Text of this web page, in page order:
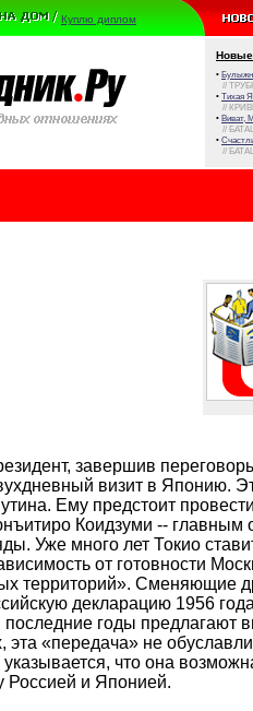
Куплю диплом
Новые
•
//
• Тихая
//
• Виват,
//
•
//
завершив
визит в Японию.
Ему предстоит
Коидзуми -- главным
Уже много лет Токио
от готовности
территорий». Сменяющие
декларацию 1956
годы предлагают
эта «передача» не
что она
Россией и Японией.